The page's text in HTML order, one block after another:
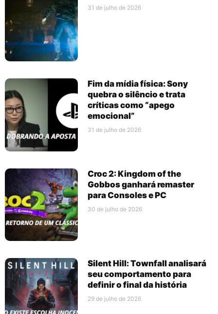
31 de julho de 2026
Fim da mídia física: Sony
quebra o silêncio e trata
críticas como “apego
emocional”
31 de julho de 2026
Croc 2: Kingdom of the
Gobbos ganhará remaster
para Consoles e PC
30 de julho de 2026
Silent Hill: Townfall analisará
seu comportamento para
definir o final da história
29 de julho de 2026